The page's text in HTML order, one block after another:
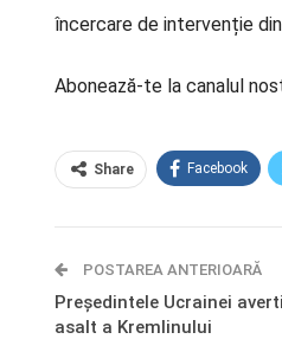
încercare de intervenție
Abonează-te la canalul
Share Facebook
POSTAREA ANTERIOARĂ
Președintele Ucrainei
asalt a Kremlinului